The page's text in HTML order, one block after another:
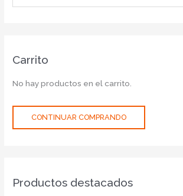
Carrito
No hay productos en el carrito.
CONTINUAR COMPRANDO
Productos destacados